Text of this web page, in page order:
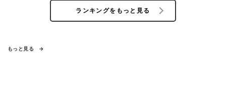
ランキングをもっと見る
もっと見る